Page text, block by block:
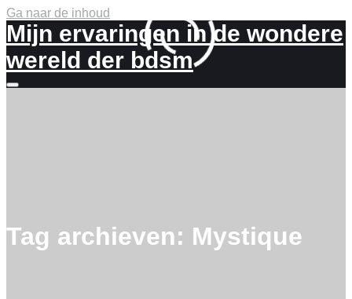
Ga naar de inhoud
Mijn ervaringen in de wondere
wereld der bdsm
Meer
Tag archieven: Mystique